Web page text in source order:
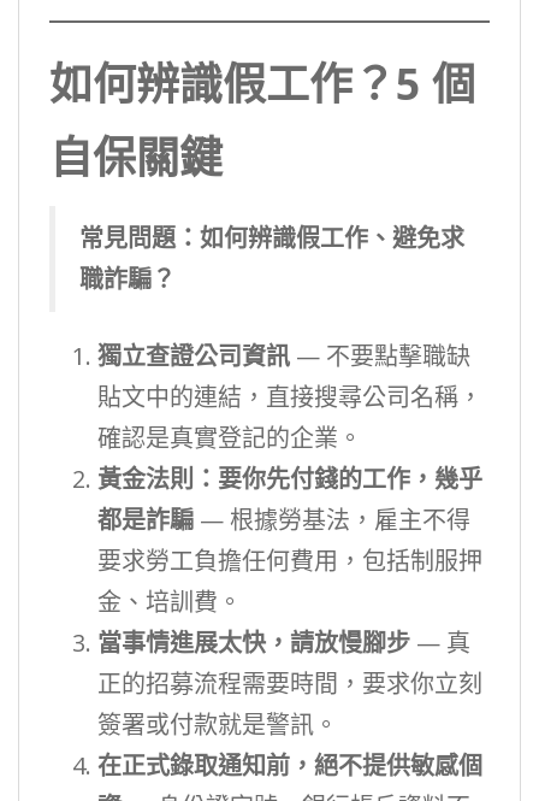
如何辨識假工作？5 個
自保關鍵
常見問題：如何辨識假工作、避免求
職詐騙？
獨立查證公司資訊 — 不要點擊職缺
貼文中的連結，直接搜尋公司名稱，
確認是真實登記的企業。
黃金法則：要你先付錢的工作，幾乎
都是詐騙 — 根據勞基法，雇主不得
要求勞工負擔任何費用，包括制服押
金、培訓費。
當事情進展太快，請放慢腳步 — 真
正的招募流程需要時間，要求你立刻
簽署或付款就是警訊。
在正式錄取通知前，絕不提供敏感個